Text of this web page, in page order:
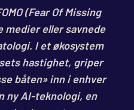
(Fear Of Missing
medier eller savnede
I et økosystem
hastighet, griper
båten» inn i enhver
ny AI-teknologi, en